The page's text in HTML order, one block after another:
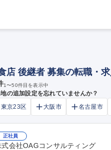
店 後継者 募集の転職・
1〜50件目を表示中
の追加設定を忘れていませんか？
東京23区
大阪市 名古屋市
正社員
式会社OAGコンサルティング